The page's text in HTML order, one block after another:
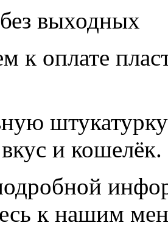
выходных
к оплате
штукатурку
и кошелёк.
к нашим